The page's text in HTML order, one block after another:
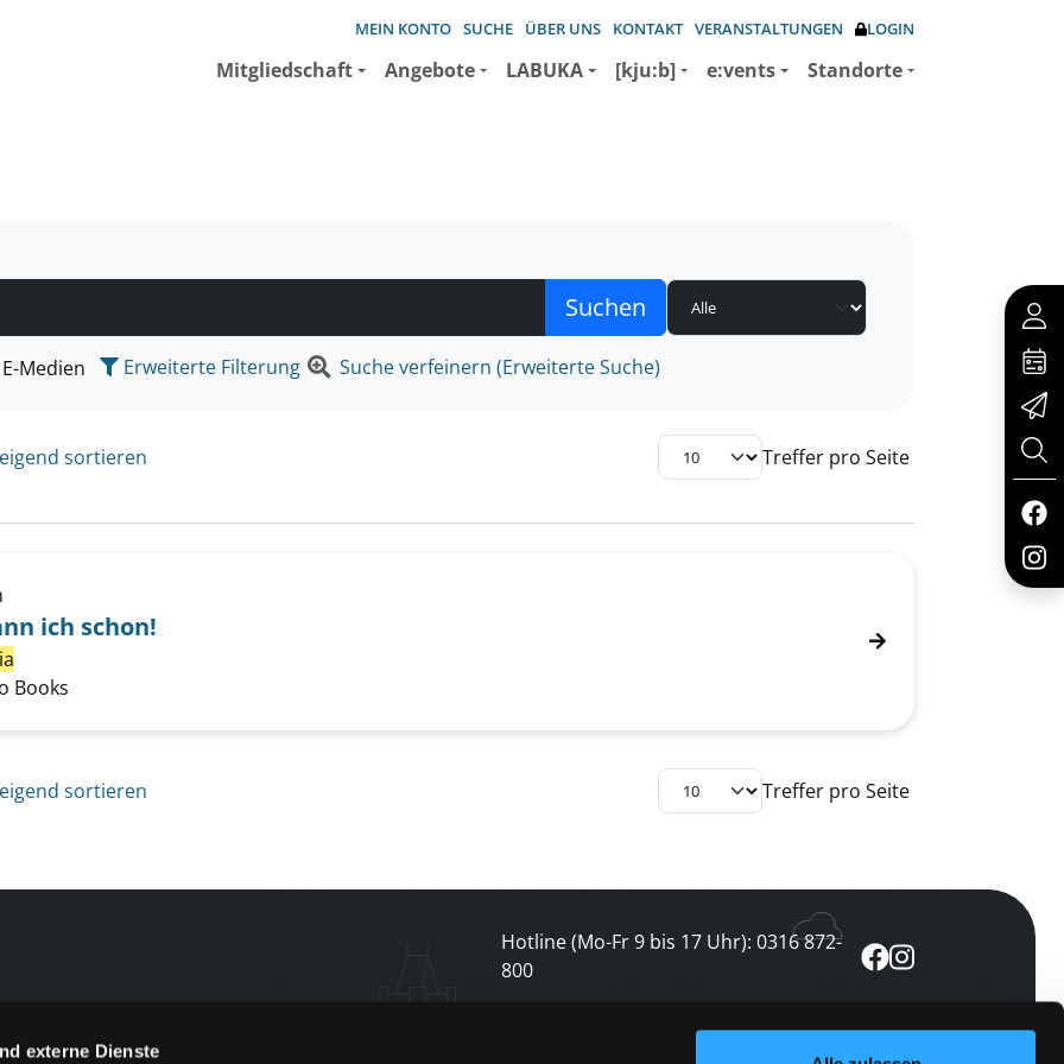
externe Dienste
MEIN KONTO SUCHE ÜBER UNS KONTAKT VERANSTALTUNGEN LOGIN
Mitgliedschaft Angebote LABUKA [kju:b] e:vents Standorte
suchen wollen.
E-Medien Erweiterte Filterung Suche verfeinern (Erweiterte Suche)
sortieren Treffer pro Seite
- das kann ich schon! anzeigen
ich schon!
Books
sortieren Treffer pro Seite
Hotline (Mo-Fr 9 bis 17 Uhr): 0316 872-
800